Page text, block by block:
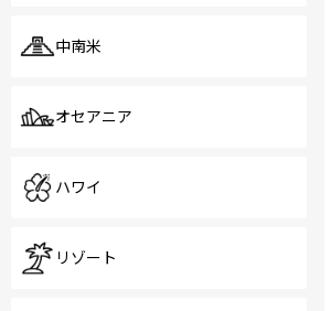
中南米
オセアニア
ハワイ
リゾート